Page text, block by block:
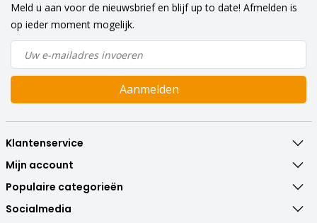
Meld u aan voor de nieuwsbrief en blijf up to date! Afmelden is
op ieder moment mogelijk.
Aanmelden
Klantenservice
Mijn account
Populaire categorieën
Socialmedia